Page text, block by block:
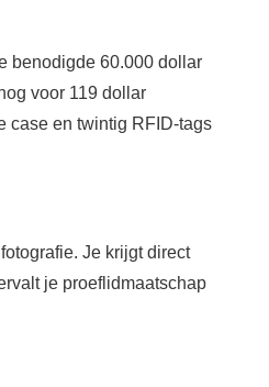
benodigde 60.000 dollar
voor 119 dollar
case en twintig RFID-tags
Je krijgt direct
je proeflidmaatschap